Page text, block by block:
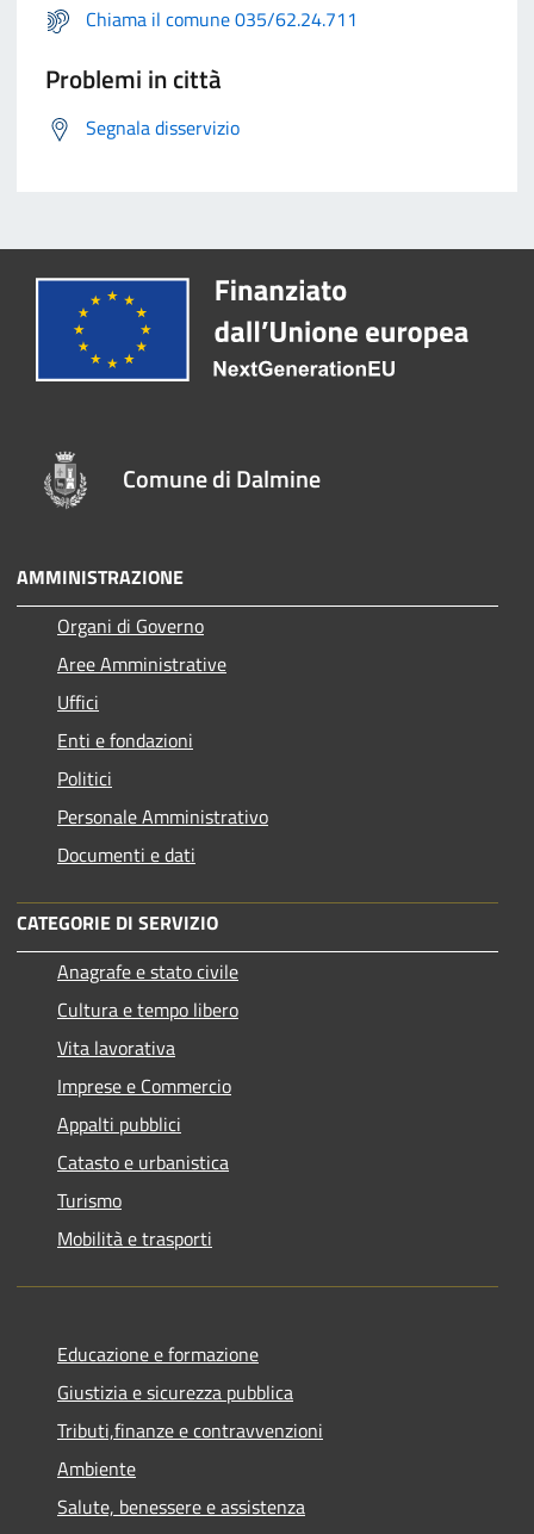
Chiama il comune 035/62.24.711
Problemi in città
Segnala disservizio
Comune di Dalmine
AMMINISTRAZIONE
Organi di Governo
Aree Amministrative
Uffici
Enti e fondazioni
Politici
Personale Amministrativo
Documenti e dati
CATEGORIE DI SERVIZIO
Anagrafe e stato civile
Cultura e tempo libero
Vita lavorativa
Imprese e Commercio
Appalti pubblici
Catasto e urbanistica
Turismo
Mobilità e trasporti
Educazione e formazione
Giustizia e sicurezza pubblica
Tributi,finanze e contravvenzioni
Ambiente
Salute, benessere e assistenza